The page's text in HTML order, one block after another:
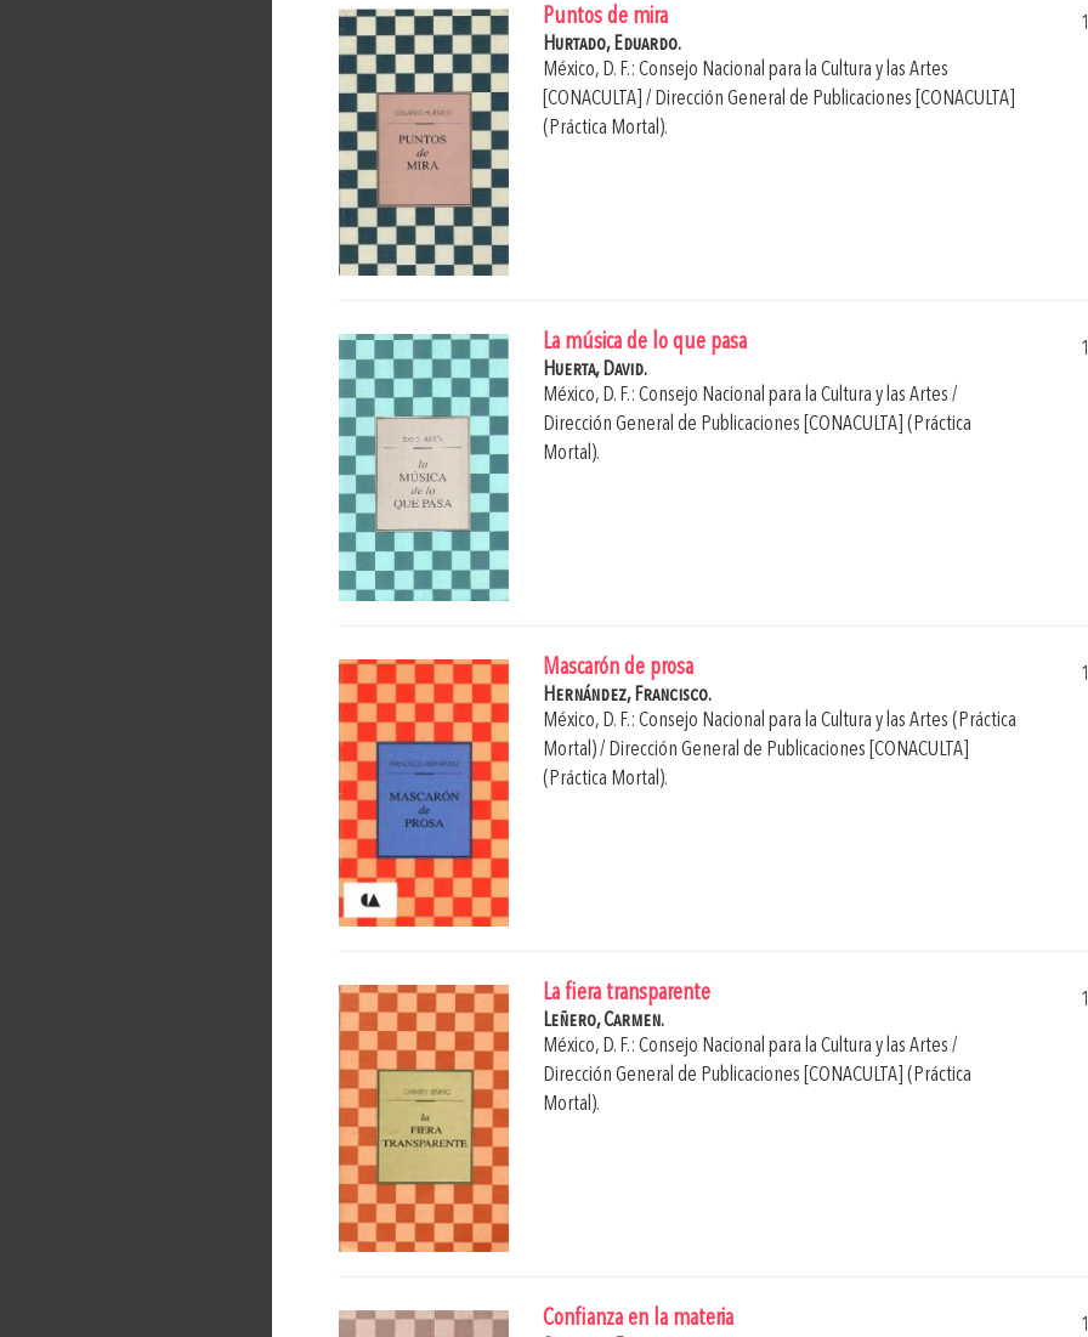
Puntos de mira
Hurtado, Eduardo.
México, D. F.: Consejo Nacional para la Cultura y las Artes
[CONACULTA] / Dirección General de Publicaciones [CONACULTA]
(Práctica Mortal).
La música de lo que pasa
Huerta, David.
México, D. F.: Consejo Nacional para la Cultura y las Artes /
Dirección General de Publicaciones [CONACULTA] (Práctica
Mortal).
Mascarón de prosa
Hernández, Francisco.
México, D. F.: Consejo Nacional para la Cultura y las Artes (Práctica
Mortal) / Dirección General de Publicaciones [CONACULTA]
(Práctica Mortal).
La fiera transparente
Leñero, Carmen.
México, D. F.: Consejo Nacional para la Cultura y las Artes /
Dirección General de Publicaciones [CONACULTA] (Práctica
Mortal).
Confianza en la materia